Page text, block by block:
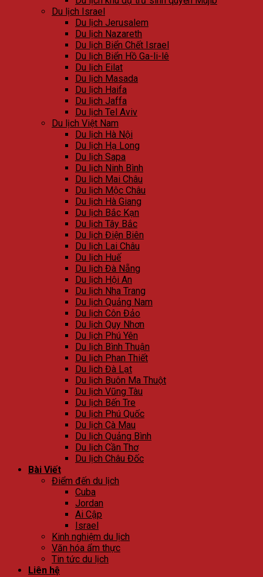
Du lịch Israel
Du lịch Jerusalem
Du lịch Nazareth
Du lịch Biển Chết Israel
Du lịch Biển Hồ Ga-li-lê
Du lịch Eilat
Du lịch Masada
Du lịch Haifa
Du lịch Jaffa
Du lịch Tel Aviv
Du lịch Việt Nam
Du lịch Hà Nội
Du lịch Hạ Long
Du lịch Sapa
Du lịch Ninh Bình
Du lịch Mai Châu
Du lịch Mộc Châu
Du lịch Hà Giang
Du lịch Bắc Kạn
Du lịch Tây Bắc
Du lịch Điện Biên
Du lịch Lai Châu
Du lịch Huế
Du lịch Đà Nẵng
Du lịch Hội An
Du lịch Nha Trang
Du lịch Quảng Nam
Du lịch Côn Đảo
Du lịch Quy Nhơn
Du lịch Phú Yên
Du lịch Bình Thuận
Du lịch Phan Thiết
Du lịch Đà Lạt
Du lịch Buôn Ma Thuột
Du lịch Vũng Tàu
Du lịch Bến Tre
Du lịch Phú Quốc
Du lịch Cà Mau
Du lịch Quảng Bình
Du lịch Cần Thơ
Du lịch Châu Đốc
Bài Viết
Điểm đến du lịch
Cuba
Jordan
Ai Cập
Israel
Kinh nghiệm du lịch
Văn hóa ẩm thực
Tin tức du lịch
Liên hệ